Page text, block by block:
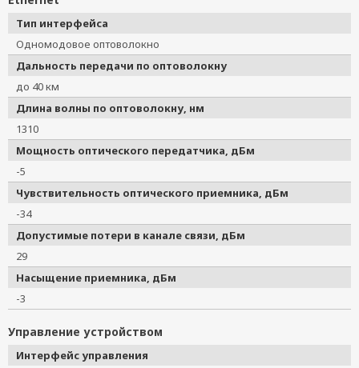
Тип интерфейса
Одномодовое оптоволокно
Дальность передачи по оптоволокну
до 40 км
Длина волны по оптоволокну, нм
1310
Мощность оптического передатчика, дБм
-5
Чувствительность оптического приемника, дБм
-34
Допустимые потери в канале связи, дБм
29
Насыщение приемника, дБм
-3
Управление устройством
Интерфейс управления